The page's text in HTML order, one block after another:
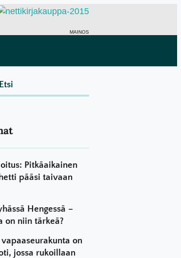
MAINOS
Pitkäaikainen
pääsi taivaan
Hengessä –
on niin tärkeä?
vapaaseurakunta on
jossa rukoillaan